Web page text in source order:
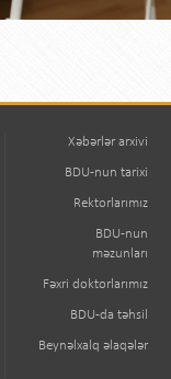
Xəbərlər arxivi
BDU-nun tarixi
Rektorlarımız
BDU-nun
məzunları
Fəxri doktorlarımız
BDU-da təhsil
Beynəlxalq əlaqələr